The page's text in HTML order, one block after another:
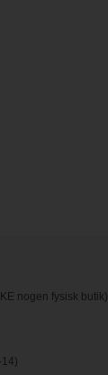
nogen fysisk butik)